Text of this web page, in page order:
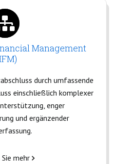
Management
durch umfassende
einschließlich komplexer
enger
und ergänzender
mehr